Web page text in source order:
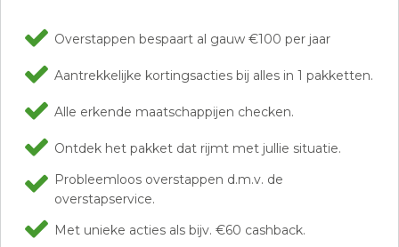
Overstappen bespaart al gauw €100 per jaar
Aantrekkelijke kortingsacties bij alles in 1 pakketten.
Alle erkende maatschappijen checken.
Ontdek het pakket dat rijmt met jullie situatie.
Probleemloos overstappen d.m.v. de
overstapservice.
Met unieke acties als bijv. €60 cashback.